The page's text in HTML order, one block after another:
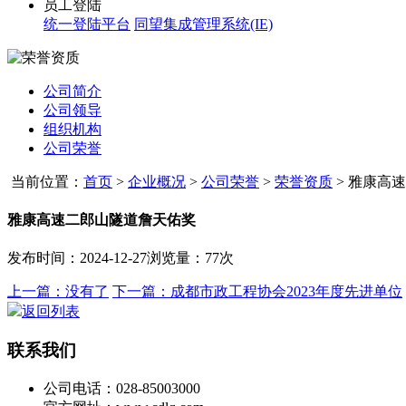
员工登陆
统一登陆平台 同望集成管理系统(IE)
公司简介
公司领导
组织机构
公司荣誉
当前位置： 首页 > 企业概况 > 公司荣誉 > 荣誉资质 > 雅康高
雅康高速二郎山隧道詹天佑奖
发布时间：2024-12-27浏览量：77次
上一篇：没有了 下一篇：成都市政工程协会2023年度先进单位
返回列表
联系我们
公司电话：028-85003000